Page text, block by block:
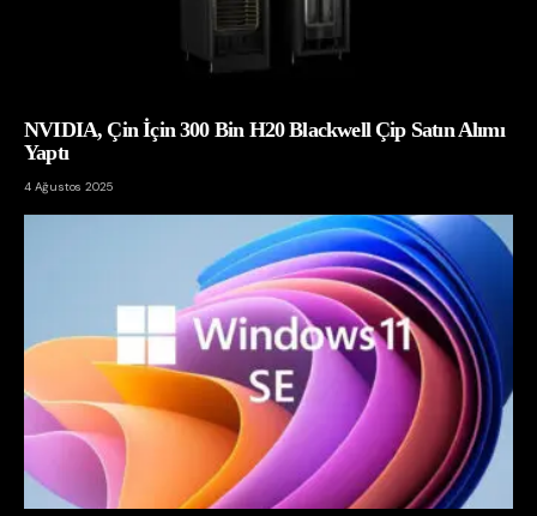
NVIDIA, Çin İçin 300 Bin H20 Blackwell Çip Satın Alımı
Yaptı
4 Ağustos 2025